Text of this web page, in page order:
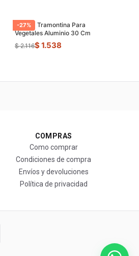
-27%
Parrilla Tramontina Para
Vegetales Aluminio 30 Cm
$ 2.116$ 1.538
COMPRAS
Como comprar
Condiciones de compra
Envíos y devoluciones
Política de privacidad